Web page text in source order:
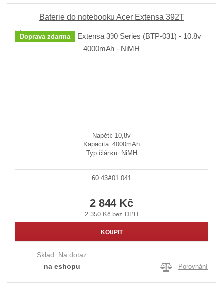
Baterie do notebooku Acer Extensa 392T
Doprava zdarma
Napětí: 10,8v
Kapacita: 4000mAh
Typ článků: NiMH
60.43A01.041
2 844 Kč
2 350 Kč bez DPH
KOUPIT
Sklad: Na dotaz
na eshopu
Porovnání